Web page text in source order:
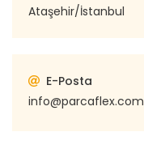
Ataşehir/İstanbul
E-Posta
info@parcaflex.com